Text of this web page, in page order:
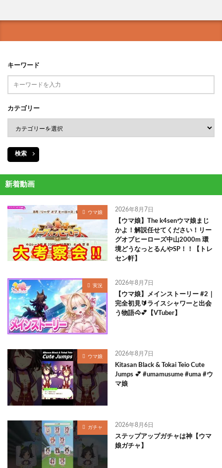
キーワード
カテゴリー
検索
新着動画
ウマ娘 2026年8月7日
【ウマ娘】The k4senウマ娘まじ
かよ！解説任せてください！リー
グオブヒーローズ中山2000m 環
境どうなっとるんやSP！！【トレ
セン軒】
実況 2026年8月7日
【ウマ娘】メインストーリー #2｜
完全初見🔰ライスシャワーと出会
う物語🐴💕【VTuber】
ウマ娘 2026年8月7日
Kitasan Black & Tokai Teio Cute
Jumps 💕 #umamusume #uma #ウ
マ娘
ガチャ 2026年8月6日
ステップアップガチャは神【ウマ
娘ガチャ】